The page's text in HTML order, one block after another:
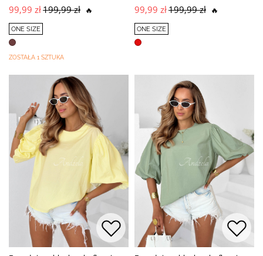
99,99 zł199,99 zł 🔥
ONE SIZE
ZOSTAŁA 1 SZTUKA
99,99 zł199,99 zł 🔥
ONE SIZE